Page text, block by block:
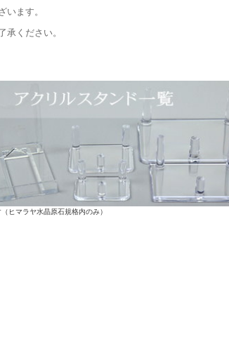
ます。
ください。
ヒマラヤ水晶原石規格内のみ）